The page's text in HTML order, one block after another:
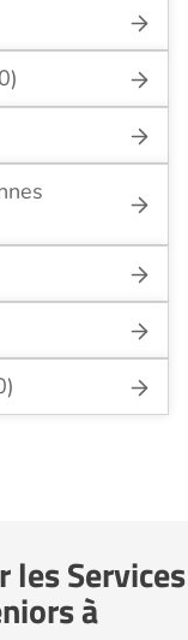
les Services
à